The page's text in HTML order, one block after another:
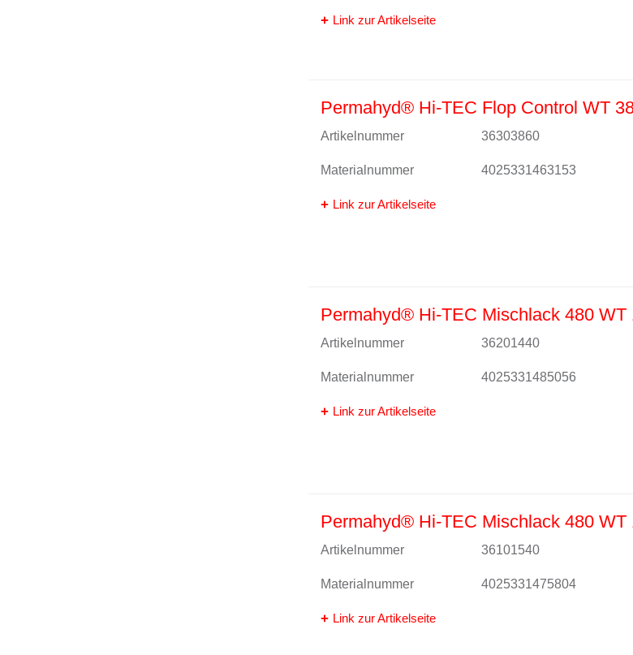
Link zur Artikelseite
Permahyd® Hi-TEC Flop Control WT
Artikelnummer 36303860
Materialnummer 4025331463153
Link zur Artikelseite
Permahyd® Hi-TEC Mischlack 480 WT
Artikelnummer 36201440
Materialnummer 4025331485056
Link zur Artikelseite
Permahyd® Hi-TEC Mischlack 480 WT
Artikelnummer 36101540
Materialnummer 4025331475804
Link zur Artikelseite